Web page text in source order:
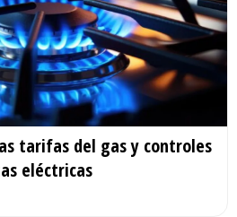
tarifas del gas y controles
eléctricas